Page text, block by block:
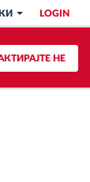
LOGIN
НЕ